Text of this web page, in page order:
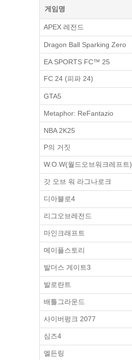
게임명
APEX 레전드
Dragon Ball Sparking Zero
EA SPORTS FC™ 25
FC 24 (피파 24)
GTA5
Metaphor: ReFantazio
NBA 2K25
P의 거짓
W.O.W(월드오브워크레프트)
갓 오브 워 라그나로크
디아블로4
리그오브레전드
마인크래프트
메이플스토리
발더스 게이트3
발로란트
배틀그라운드
사이버펑크 2077
심즈4
엘든링